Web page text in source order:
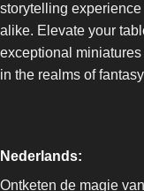
storytelling
alike. Elevate your
exceptional
in the realms of
Nederlands:
Ontketen de magie